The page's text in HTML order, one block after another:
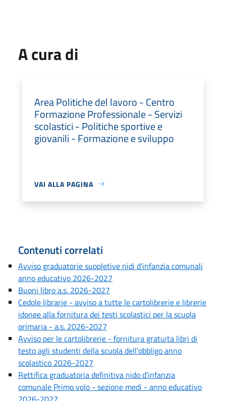
A cura di
Area Politiche del lavoro - Centro
Formazione Professionale - Servizi
scolastici - Politiche sportive e
giovanili - Formazione e sviluppo
VAI ALLA PAGINA
Contenuti correlati
Avviso graduatorie suppletive nidi d'infanzia comunali
anno educativo 2026-2027
Buoni libro a.s. 2026-2027
Cedole librarie - avviso a tutte le cartolibrerie e librerie
idonee alla fornitura dei testi scolastici per la scuola
primaria - a.s. 2026-2027
Avviso per le cartolibrerie - fornitura gratuita libri di
testo agli studenti della scuola dell'obbligo anno
scolastico 2026-2027
Rettifica graduatoria definitiva nido d'infanzia
comunale Primo volo - sezione medi - anno educativo